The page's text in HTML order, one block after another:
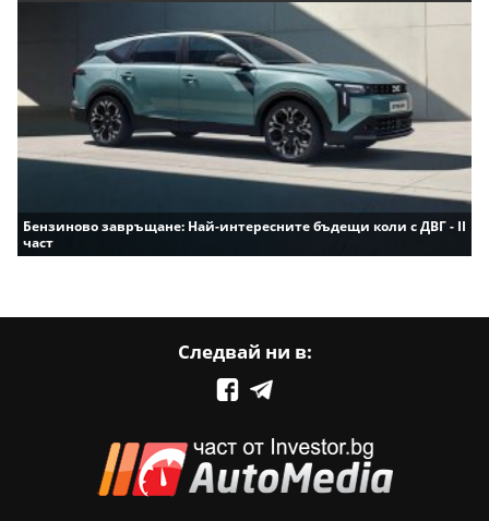
Бензиново завръщане: Най-интересните бъдещи коли с ДВГ - II
част
Следвай ни в: